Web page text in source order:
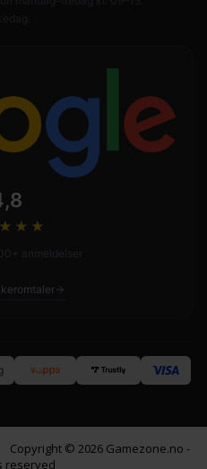
★
Copyright © 2026 Gamezone.no -
reserved